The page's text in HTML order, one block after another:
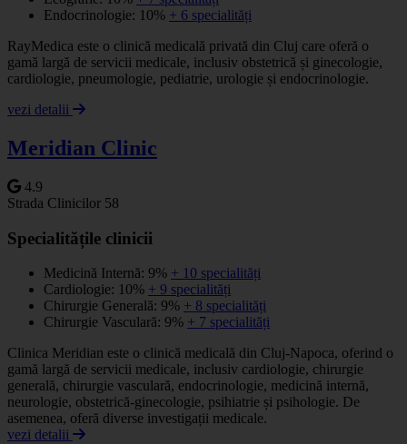
Endocrinologie: 10% + 6 specialități
RayMedica este o clinică medicală privată din Cluj care oferă o
gamă largă de servicii medicale, inclusiv obstetrică și ginecologie,
cardiologie, pneumologie, pediatrie, urologie și endocrinologie.
vezi detalii
Meridian Clinic
4.9
Strada Clinicilor 58
Specialitățile clinicii
Medicină Internă: 9% + 10 specialități
Cardiologie: 10% + 9 specialități
Chirurgie Generală: 9% + 8 specialități
Chirurgie Vasculară: 9% + 7 specialități
Clinica Meridian este o clinică medicală din Cluj-Napoca, oferind o
gamă largă de servicii medicale, inclusiv cardiologie, chirurgie
generală, chirurgie vasculară, endocrinologie, medicină internă,
neurologie, obstetrică-ginecologie, psihiatrie și psihologie. De
asemenea, oferă diverse investigații medicale.
vezi detalii